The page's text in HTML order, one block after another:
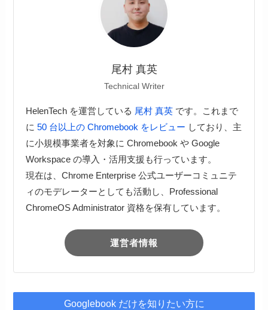
尾村 真英
Technical Writer
HelenTech を運営している 尾村 真英です。これまで
に 50 台以上の Chromebook をレビュー しており、主
に小規模事業者を対象に Chromebook や Google
Workspace の導入・活用支援も行っています。
現在は、Chrome Enterprise 公式ユーザーコミュニテ
ィのモデレーターとしても活動し、Professional
ChromeOS Administrator 資格を保有しています。
運営者情報
Googlebook だけを知りたい方に